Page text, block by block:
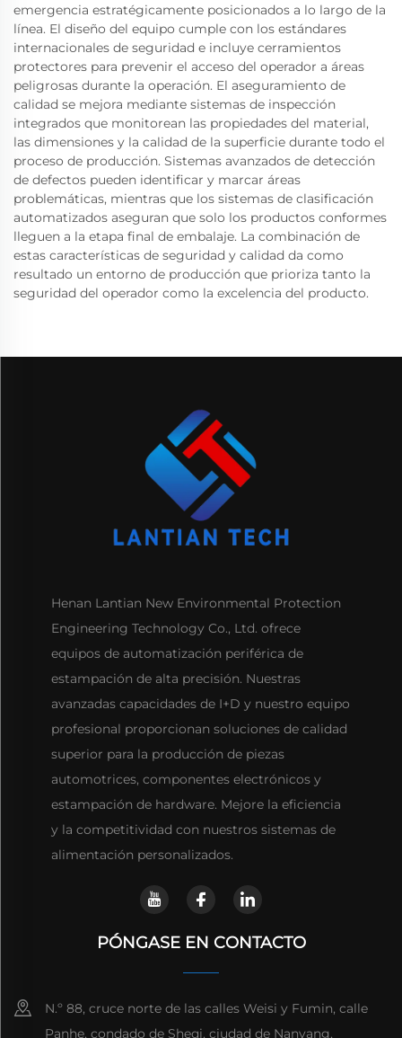
emergencia estratégicamente posicionados a lo largo de la
línea. El diseño del equipo cumple con los estándares
internacionales de seguridad e incluye cerramientos
protectores para prevenir el acceso del operador a áreas
peligrosas durante la operación. El aseguramiento de
calidad se mejora mediante sistemas de inspección
integrados que monitorean las propiedades del material,
las dimensiones y la calidad de la superficie durante todo el
proceso de producción. Sistemas avanzados de detección
de defectos pueden identificar y marcar áreas
problemáticas, mientras que los sistemas de clasificación
automatizados aseguran que solo los productos conformes
lleguen a la etapa final de embalaje. La combinación de
estas características de seguridad y calidad da como
resultado un entorno de producción que prioriza tanto la
seguridad del operador como la excelencia del producto.
Henan Lantian New Environmental Protection
Engineering Technology Co., Ltd. ofrece
equipos de automatización periférica de
estampación de alta precisión. Nuestras
avanzadas capacidades de I+D y nuestro equipo
profesional proporcionan soluciones de calidad
superior para la producción de piezas
automotrices, componentes electrónicos y
estampación de hardware. Mejore la eficiencia
y la competitividad con nuestros sistemas de
alimentación personalizados.
PÓNGASE EN CONTACTO
N.º 88, cruce norte de las calles Weisi y Fumin, calle
Panhe, condado de Sheqi, ciudad de Nanyang,